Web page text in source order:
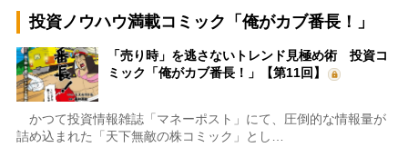
投資ノウハウ満載コミック「俺がカブ番長！」
「売り時」を逃さないトレンド見極め術 投資コ
ミック「俺がカブ番長！」【第11回】
かつて投資情報雑誌「マネーポスト」にて、圧倒的な情報量が
詰め込まれた「天下無敵の株コミック」とし…